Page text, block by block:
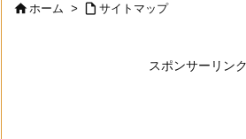
ホーム >  サイトマップ
スポンサーリンク